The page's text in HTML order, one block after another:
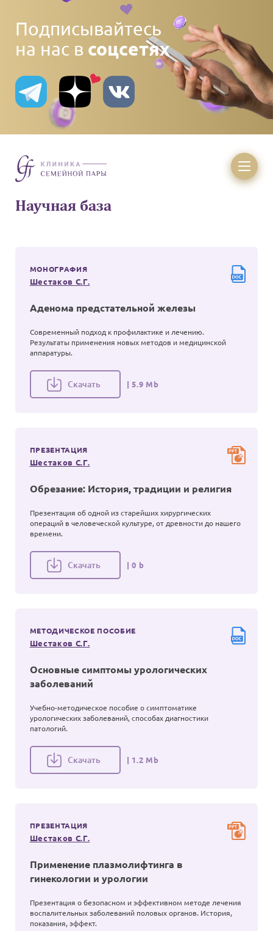
Подписывайтесь
на нас в соцсетях
Научная база
МОНОГРАФИЯ
Шестаков С.Г.
Аденома предстательной железы
Современный подход к профилактике и лечению.
Результаты применения новых методов и медицинской
аппаратуры.
Скачать | 5.9 Mb
ПРЕЗЕНТАЦИЯ
Шестаков С.Г.
Обрезание: История, традиции и религия
Презентация об одной из старейших хирургических
операций в человеческой культуре, от древности до нашего
времени.
Скачать | 0 b
МЕТОДИЧЕСКОЕ ПОСОБИЕ
Шестаков С.Г.
Основные симптомы урологических
заболеваний
Учебно-методическое пособие о симптоматике
урологических заболеваний, способах диагностики
патологий.
Скачать | 1.2 Mb
ПРЕЗЕНТАЦИЯ
Шестаков С.Г.
Применение плазмолифтинга в
гинекологии и урологии
Презентация о безопасном и эффективном методе лечения
воспалительных заболеваний половых органов. История,
показания, эффект.